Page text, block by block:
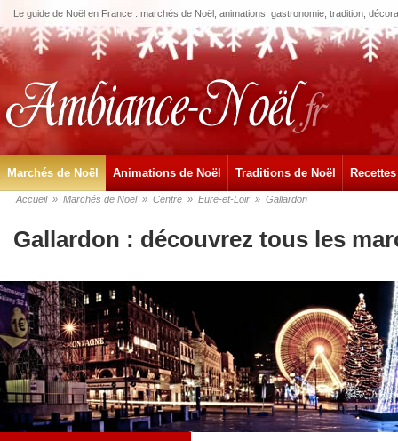
Le guide de Noël en France : marchés de Noël, animations, gastronomie, tradition,
Marchés de Noël Animations de Noël Traditions de Noël
Accueil » Marchés de Noël » Centre » Eure-et-Loir » Gallardon
Gallardon : découvrez tous les